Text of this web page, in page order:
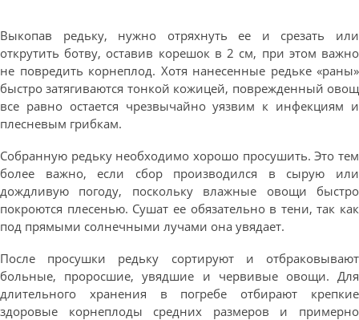
Выкопав редьку, нужно отряхнуть ее и срезать или
открутить ботву, оставив корешок в 2 см, при этом важно
не повредить корнеплод. Хотя нанесенные редьке «раны»
быстро затягиваются тонкой кожицей, поврежденный овощ
все равно остается чрезвычайно уязвим к инфекциям и
плесневым грибкам.
Собранную редьку необходимо хорошо просушить. Это тем
более важно, если сбор производился в сырую или
дождливую погоду, поскольку влажные овощи быстро
покроются плесенью. Сушат ее обязательно в тени, так как
под прямыми солнечными лучами она увядает.
После просушки редьку сортируют и отбраковывают
больные, проросшие, увядшие и червивые овощи. Для
длительного хранения в погребе отбирают крепкие
здоровые корнеплоды средних размеров и примерно